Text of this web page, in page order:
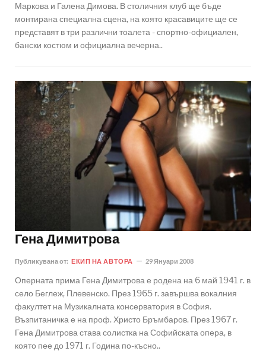
Маркова и Галена Димова. В столичния клуб ще бъде
монтирана специална сцена, на която красавиците ще се
представят в три различни тоалета - спортно-официален,
бански костюм и официална вечерна..
Гена Димитрова
Публикувана от: ЕКИП НА АВТОРА 29 Януари 2008
Оперната прима Гена Димитрова е родена на 6 май 1941 г. в
село Беглеж, Плевенско. През 1965 г. завършва вокалния
факултет на Музикалната консерватория в София.
Възпитаничка е на проф. Христо Бръмбаров. През 1967 г.
Гена Димитрова става солистка на Софийската опера, в
която пее до 1971 г. Година по-късно..